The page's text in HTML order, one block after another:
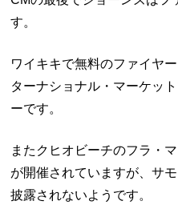
す。
ワイキキで無料のファイヤ
ターナショナル・マーケッ
ーです。
またクヒオビーチのフラ・
が開催されていますが、サ
披露されないようです。